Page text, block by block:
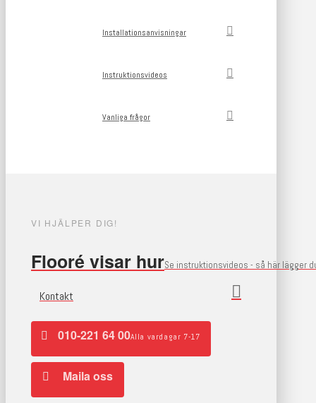
Installationsanvisningar
Instruktionsvideos
Vanliga frågor
VI HJÄLPER DIG!
Flooré visar hurSe instruktionsvideos - så här lägger
Kontakt
010-221 64 00Alla vardagar 7-17
Maila oss